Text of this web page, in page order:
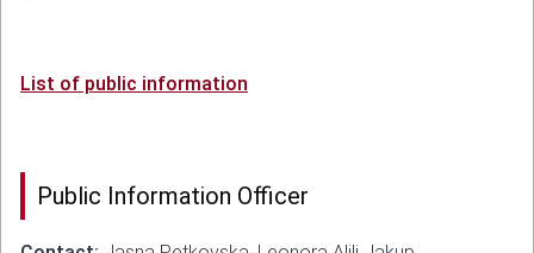
List of public information
Public Information Officer